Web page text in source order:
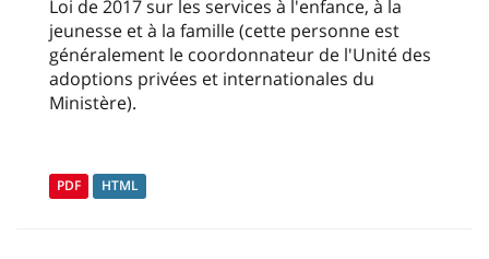
Loi de 2017 sur les services à l'enfance, à la
jeunesse et à la famille (cette personne est
généralement le coordonnateur de l'Unité des
adoptions privées et internationales du
Ministère).
PDF HTML